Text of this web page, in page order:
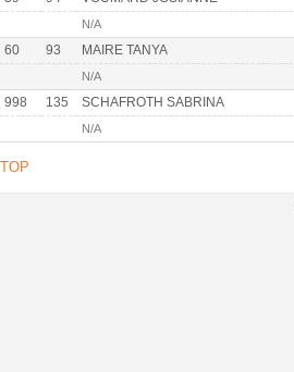
N/A
60 93 MAIRE TANYA
N/A
998 135 SCHAFROTH SABRINA
N/A
TOP